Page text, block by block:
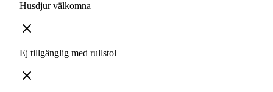
Husdjur välkomna
Ej tillgänglig med rullstol